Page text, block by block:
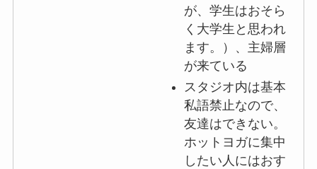
が、学生はおそら
く大学生と思われ
ます。）、主婦層
が来ている
スタジオ内は基本
私語禁止なので、
友達はできない。
ホットヨガに集中
したい人にはおす